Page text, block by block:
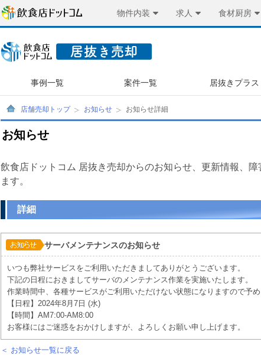
物件内装 求人 食材厨房
事例一覧 案件一覧 居抜きプラス
店舗売却トップ お知らせ お知らせ詳細
お知らせ
飲食店ドットコム 居抜き売却からのお知らせ、更新情報、
ます。
詳細
サーバメンテナンスのお知らせ
いつも弊社サービスをご利用いただきましてありがとうございます。
下記の日程におきましてサーバのメンテナンス作業を実施いたします。
作業時間中、各種サービスがご利用いただけない状態になりますので予め
【日程】2024年8月7日 (水)
【時間】AM7:00-AM8:00
お客様にはご迷惑をおかけしますが、よろしくお願い申し上げます。
＜ お知らせ一覧に戻る